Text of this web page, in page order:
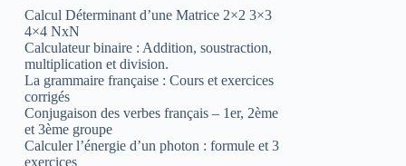
Calcul Déterminant d’une Matrice 2×2 3×3
4×4 NxN
Calculateur binaire : Addition, soustraction,
multiplication et division.
La grammaire française : Cours et exercices
corrigés
Conjugaison des verbes français – 1er, 2ème
et 3ème groupe
Calculer l’énergie d’un photon : formule et 3
exercices